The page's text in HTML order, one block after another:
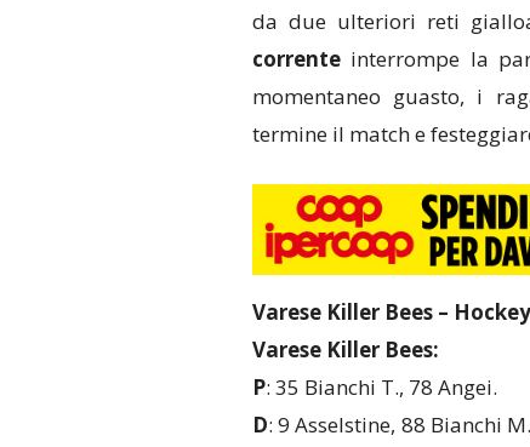
da due ulteriori reti
correnteinterrompe la
momentaneo guasto, i
termine il match e
Varese Killer Bees –
Varese Killer Bees:
P: 35 Bianchi T., 78 Angei.
D: 9 Asselstine, 88 Bianchi